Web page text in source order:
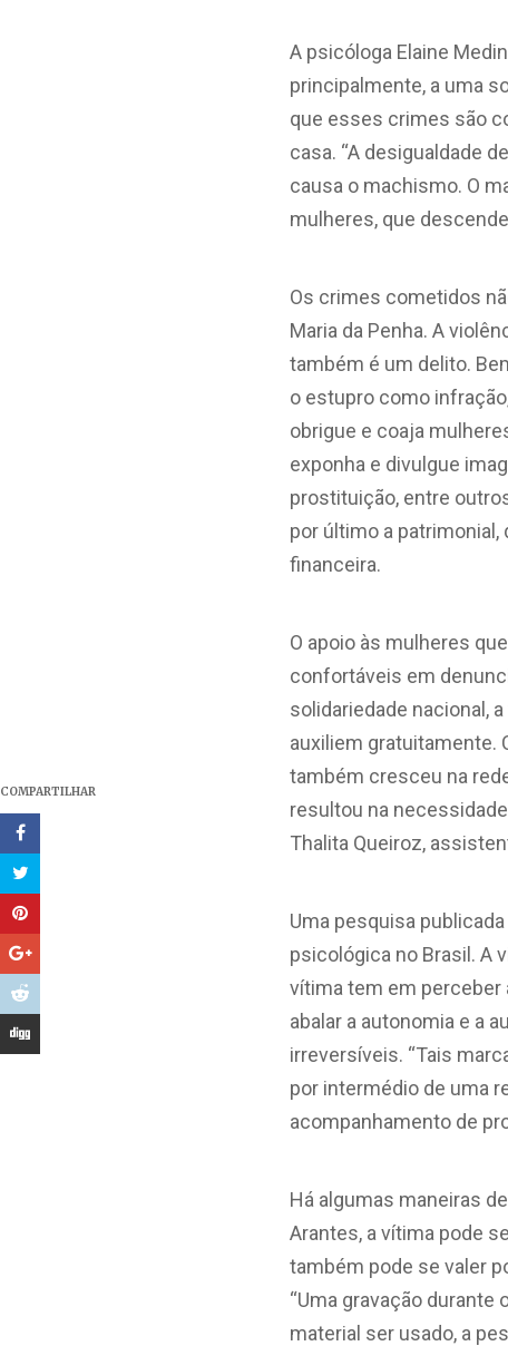
COMPARTILHAR
A psicóloga Elaine
principalmente, a uma
que esses crimes são
casa. “A desigualdade
causa o machismo. O
mulheres, que
Os crimes cometidos
Maria da Penha. A
também é um delito.
o estupro como
obrigue e coaja
exponha e divulgue
prostituição, entre
por último a
financeira.
O apoio às mulheres
confortáveis em
solidariedade nacional,
auxiliem gratuitamente.
também cresceu na
resultou na
Thalita Queiroz,
Uma pesquisa
psicológica no Brasil. A
vítima tem em perceber
abalar a autonomia e a
irreversíveis. “Tais
por intermédio de uma
acompanhamento de
Há algumas maneiras
Arantes, a vítima pode
também pode se valer
“Uma gravação
material ser usado, a